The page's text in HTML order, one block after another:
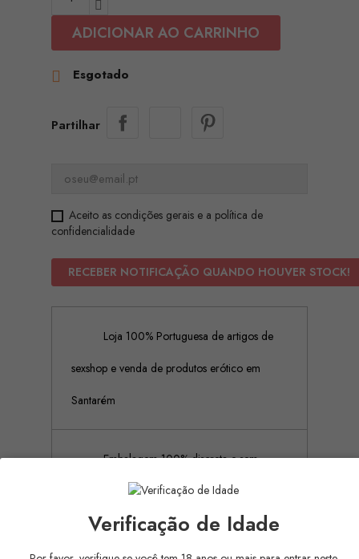
ADICIONAR AO CARRINHO
 Esgotado
Partilhar
Aceito as condições gerais e a política de
confidencialidade
RECEBER NOTIFICAÇÃO QUANDO HOUVER STOCK!
Loja 100% Portuguesa de artigos de
sexshop e venda de produtos erótico em
Santarém
Embalagem 100% discreta e sem
rótulos ou publicidades
Pagamento Seguro (Aceitamos
Verificação de Idade